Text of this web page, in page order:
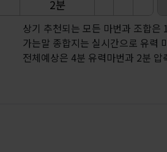
2분
상기 추천되는 모든 마번과 조합
가는말 종합지는 실시간으로 유력
전체예상은 4분 유력마번과 2분